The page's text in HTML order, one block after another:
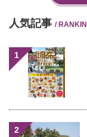
人気記事 /
1
2